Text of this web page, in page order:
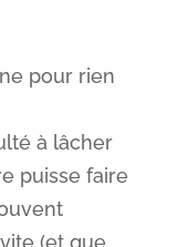
pour rien
à lâcher
puisse faire
(et que